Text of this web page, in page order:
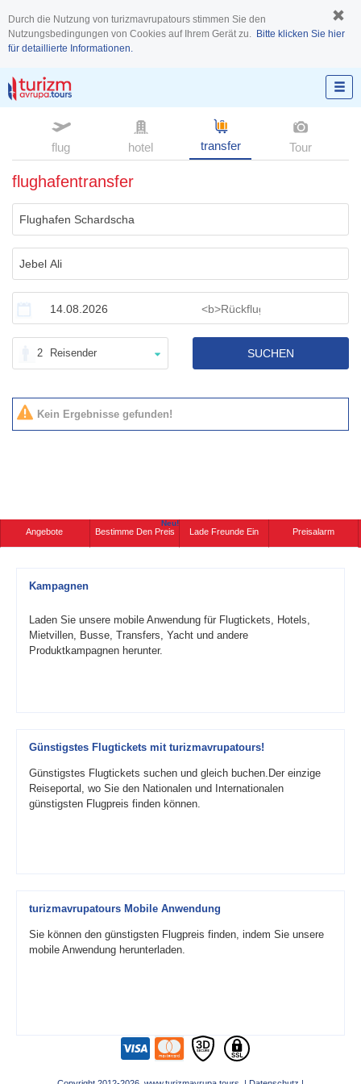
Durch die Nutzung von turizmavrupatours stimmen Sie den
Nutzungsbedingungen von Cookies auf Ihrem Gerät zu. Bitte klicken Sie hier
für detaillierte Informationen.
flug hotel transfer Tour
flughafentransfer
2 Reisender SUCHEN
Kein Ergebnisse gefunden!
Angebote Bestimme Den Preis
Neu!
Lade Freunde Ein Preisalarm
Kampagnen
Laden Sie unsere mobile Anwendung für Flugtickets, Hotels,
Mietvillen, Busse, Transfers, Yacht und andere
Produktkampagnen herunter.
Günstigstes Flugtickets mit turizmavrupatours!
Günstigstes Flugtickets suchen und gleich buchen.Der einzige
Reiseportal, wo Sie den Nationalen und Internationalen
günstigsten Flugpreis finden können.
turizmavrupatours Mobile Anwendung
Sie können den günstigsten Flugpreis finden, indem Sie unsere
mobile Anwendung herunterladen.